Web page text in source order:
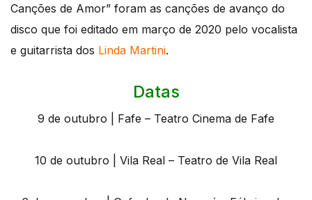
Canções de Amor” foram as canções de avanço do
disco que foi editado em março de 2020 pelo vocalista
e guitarrista dos Linda Martini.
Datas
9 de outubro | Fafe – Teatro Cinema de Fafe
10 de outubro | Vila Real – Teatro de Vila Real